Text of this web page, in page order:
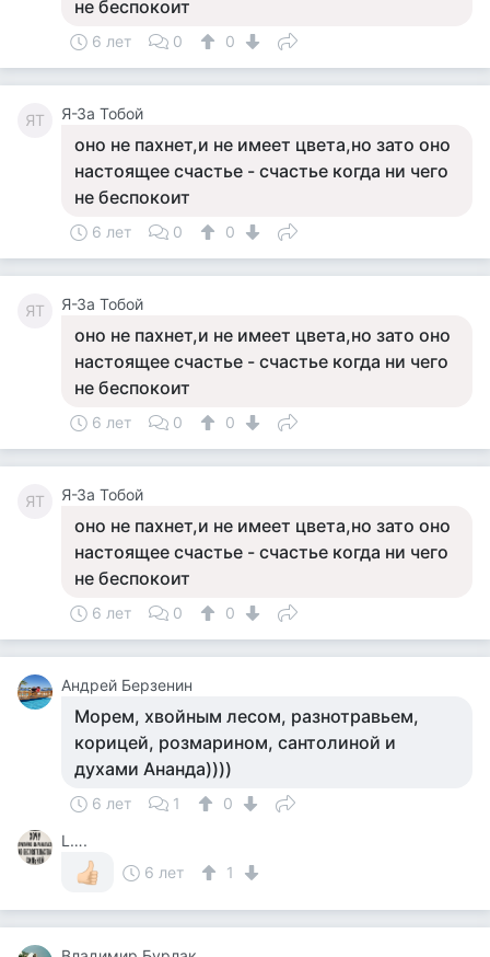
не беспокоит
6 лет 0 0
ЯТ Я-За Тобой
оно не пахнет,и не имеет цвета,но зато оно
настоящее счастье - счастье когда ни чего
не беспокоит
6 лет 0 0
ЯТ Я-За Тобой
оно не пахнет,и не имеет цвета,но зато оно
настоящее счастье - счастье когда ни чего
не беспокоит
6 лет 0 0
ЯТ Я-За Тобой
оно не пахнет,и не имеет цвета,но зато оно
настоящее счастье - счастье когда ни чего
не беспокоит
6 лет 0 0
Андрей Берзенин
Морем, хвойным лесом, разнотравьем,
корицей, розмарином, сантолиной и
духами Ананда))))
6 лет 1
0
L….
6 лет
1